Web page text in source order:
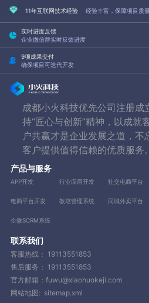
11年互联网技术经验 经验丰富，保障项目质
实时进度反馈
企业微信群实时反馈进度
9项成果交付
确保项目可迭代开发
成都小火科技优先公司注册成
持“匠心与创新”精神，以成就
户共赢才是企业发展之道，不
客户提供值得信赖的优质服务。
产品与服务
APP开发 行业应用开发 社交电商平台
电商平台开发 教培管理系统 同城外卖平台
企微SCRM系统
联系我们
客服热线： 19113551853
售后服务： 19113551853
官方邮箱：fuwu@xiaohuokeji.com
网站地图: sitemap.xml